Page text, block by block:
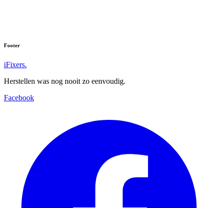
Footer
iFixers.
Herstellen was nog nooit zo eenvoudig.
Facebook